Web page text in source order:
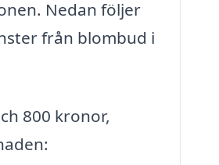
Nedan följer
från blombud i
800 kronor,